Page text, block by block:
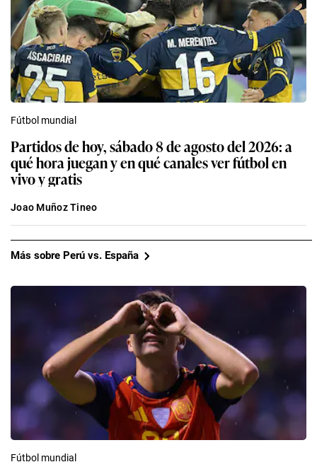
Fútbol mundial
Partidos de hoy, sábado 8 de agosto del 2026: a
qué hora juegan y en qué canales ver fútbol en
vivo y gratis
Joao Muñoz Tineo
Más sobre Perú vs. España
Fútbol mundial